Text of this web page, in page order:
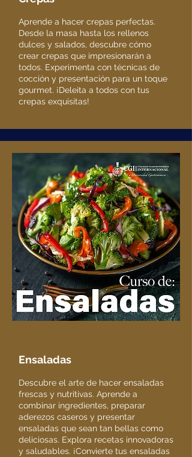
Aprende a hacer crepas perfectas.
Desde la masa hasta los rellenos
dulces y salados, descubre cómo
crear crepas que impresionarán a
todos. Experimenta con técnicas de
cocción y presentación para un toque
gourmet. ¡Deleita a todos con tus
crepas exquisitas!
Ensaladas
Descubre el arte de hacer ensaladas
frescas y nutritivas. Aprende a
combinar ingredientes, preparar
aderezos caseros y presentar
ensaladas que sean tan bellas como
deliciosas. Explora recetas innovadoras
y saludables. ¡Convierte tus ensaladas